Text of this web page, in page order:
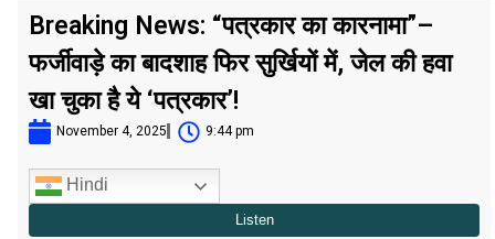
Breaking News: “पत्रकार का कारनामा”–
फर्जीवाड़े का बादशाह फिर सुर्खियों में, जेल की हवा
खा चुका है ये ‘पत्रकार’!
November 4, 2025 9:44 pm
Hindi